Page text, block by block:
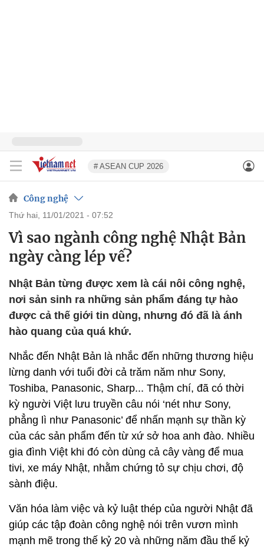
# ASEAN CUP 2026
Công nghệ
thứ hai, 11/01/2021 - 07:52
Vì sao ngành công nghệ Nhật Bản
ngày càng lép vế?
Nhật Bản từng được xem là cái nôi công nghệ,
nơi sản sinh ra những sản phẩm đáng tự hào
được cả thế giới tin dùng, nhưng đó đã là ánh
hào quang của quá khứ.
Nhắc đến Nhật Bản là nhắc đến những thương hiệu
lừng danh với tuổi đời cả trăm năm như Sony,
Toshiba, Panasonic, Sharp... Thậm chí, đã có thời
kỳ người Việt lưu truyền câu nói ‘nét như Sony,
phẳng lì như Panasonic’ để nhấn mạnh sự thần kỳ
của các sản phẩm đến từ xứ sở hoa anh đào. Nhiều
gia đình Việt khi đó còn dùng cả cây vàng để mua
tivi, xe máy Nhật, nhằm chứng tỏ sự chịu chơi, độ
sành điệu.
Văn hóa làm việc và kỷ luật thép của người Nhật đã
giúp các tập đoàn công nghệ nói trên vươn mình
mạnh mẽ trong thế kỷ 20 và những năm đầu thế kỷ